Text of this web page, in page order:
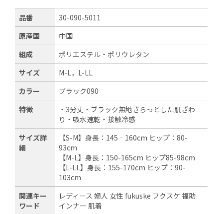
品番
30-090-5011
原産国
中国
組成
ポリエステル・ポリウレタン
サイズ
M-L，L-LL
カラー
ブラック090
特徴
・3分丈・ブラック無地さらっとした肌ざわ
り・吸水速乾・接触冷感
サイズ詳
細
【S-M】身長：145‐160cm ヒップ：80-
93cm
【M-L】身長：150-165cm ヒップ85-98cm
【L-LL】身長：155-170cm ヒップ：90-
103cm
関連キー
ワード
レディース 婦人 女性 fukuske フクスケ 福助
インナー 肌着